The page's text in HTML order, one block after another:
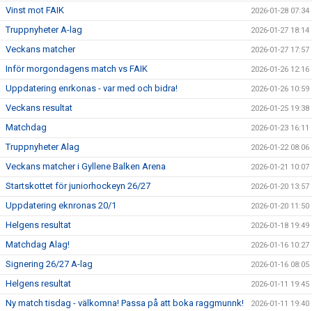
Vinst mot FAIK 2026-01-28 07:34
Truppnyheter A-lag 2026-01-27 18:14
Veckans matcher 2026-01-27 17:57
Inför morgondagens match vs FAIK 2026-01-26 12:16
Uppdatering enrkonas - var med och bidra! 2026-01-26 10:59
Veckans resultat 2026-01-25 19:38
Matchdag 2026-01-23 16:11
Truppnyheter Alag 2026-01-22 08:06
Veckans matcher i Gyllene Balken Arena 2026-01-21 10:07
Startskottet för juniorhockeyn 26/27 2026-01-20 13:57
Uppdatering eknronas 20/1 2026-01-20 11:50
Helgens resultat 2026-01-18 19:49
Matchdag Alag! 2026-01-16 10:27
Signering 26/27 A-lag 2026-01-16 08:05
Helgens resultat 2026-01-11 19:45
Ny match tisdag - välkomna! Passa på att boka raggmunnk! 2026-01-11 19:40